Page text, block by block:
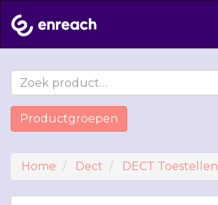
Productgroepen
Home Dect DECT Toestellen